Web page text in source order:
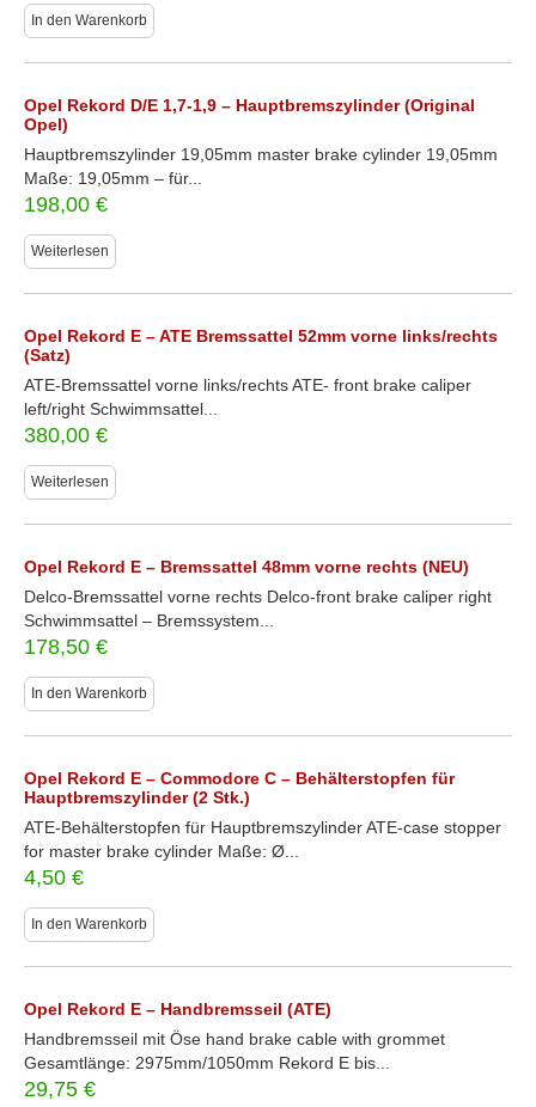
In den Warenkorb
Opel Rekord D/E 1,7-1,9 – Hauptbremszylinder (Original
Opel)
Hauptbremszylinder 19,05mm master brake cylinder 19,05mm
Maße: 19,05mm – für...
198,00 €
Weiterlesen
Opel Rekord E – ATE Bremssattel 52mm vorne links/rechts
(Satz)
ATE-Bremssattel vorne links/rechts ATE- front brake caliper
left/right Schwimmsattel...
380,00 €
Weiterlesen
Opel Rekord E – Bremssattel 48mm vorne rechts (NEU)
Delco-Bremssattel vorne rechts Delco-front brake caliper right
Schwimmsattel – Bremssystem...
178,50 €
In den Warenkorb
Opel Rekord E – Commodore C – Behälterstopfen für
Hauptbremszylinder (2 Stk.)
ATE-Behälterstopfen für Hauptbremszylinder ATE-case stopper
for master brake cylinder Maße: Ø...
4,50 €
In den Warenkorb
Opel Rekord E – Handbremsseil (ATE)
Handbremsseil mit Öse hand brake cable with grommet
Gesamtlänge: 2975mm/1050mm Rekord E bis...
29,75 €